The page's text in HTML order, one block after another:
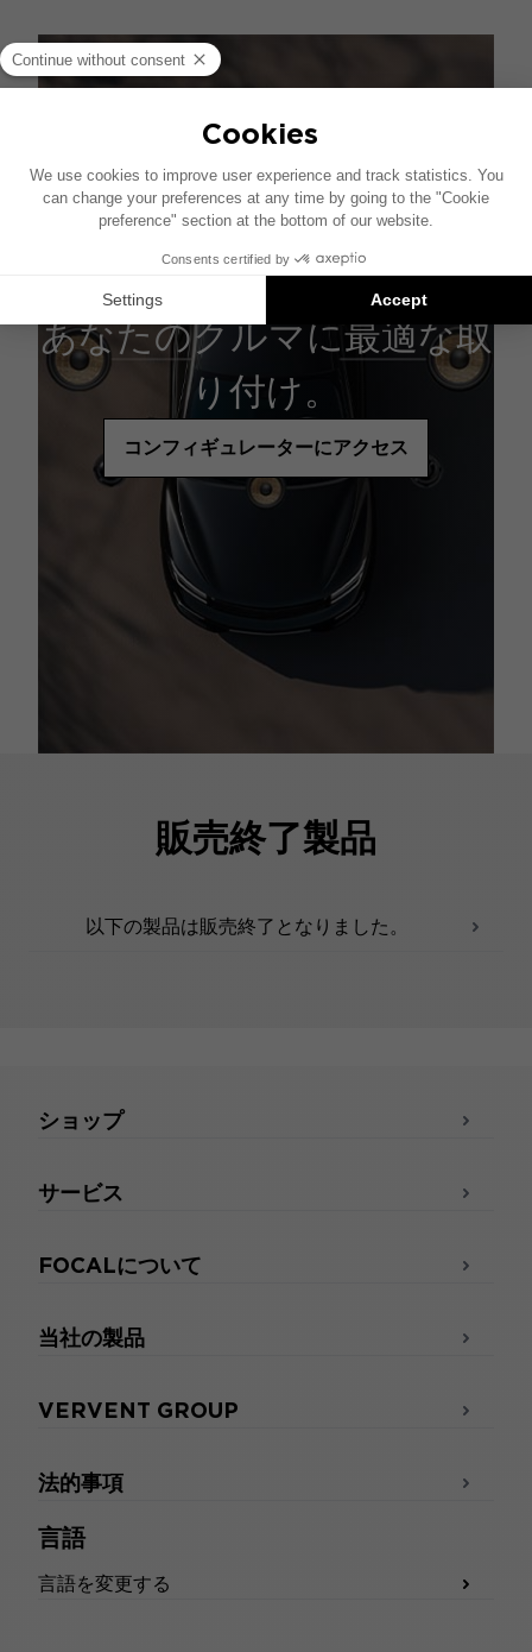
あなたのクルマに最適な取
り付け。
コンフィギュレーターにアクセス
販売終了製品
以下の製品は販売終了となりました。
言語
言語を変更する
ショップ
サービス
FOCALについて
当社の製品
VERVENT GROUP
法的事項